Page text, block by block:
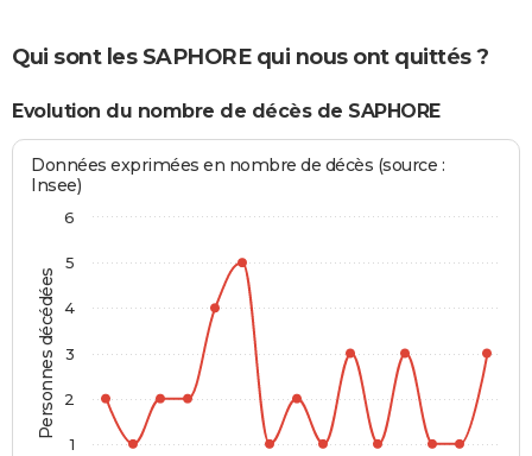
Qui sont les SAPHORE qui nous ont quittés ?
Evolution du nombre de décès de SAPHORE
Personnes décédées
Données exprimées en nombre de décès (source :
Insee)
1
2
3
4
5
6